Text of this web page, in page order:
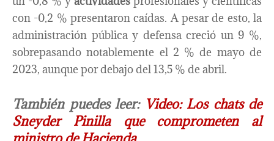
con -0,2 % presentaron caídas. A pesar de esto, la
administración pública y defensa creció un 9 %,
sobrepasando notablemente el 2 % de mayo de
2023, aunque por debajo del 13,5 % de abril.
También puedes leer: Video: Los chats de
Sneyder Pinilla que comprometen al